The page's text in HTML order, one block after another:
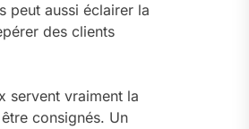
peut aussi éclairer la
des clients
servent vraiment la
consignés. Un